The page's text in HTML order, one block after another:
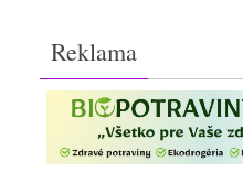
Reklama